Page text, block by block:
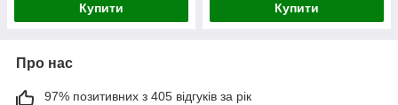
Купити Купити
Про нас
97% позитивних з 405 відгуків за рік